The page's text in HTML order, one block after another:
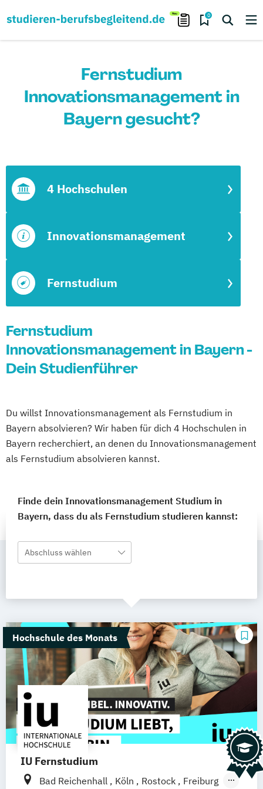
0
Fernstudium
Innovationsmanagement in
Bayern gesucht?
Fernstudium
Innovationsmanagement
4 Hochschulen
Fernstudium
Innovationsmanagement in Bayern -
Dein Studienführer
Du willst Innovationsmanagement als Fernstudium in
Bayern absolvieren? Wir haben für dich 4 Hochschulen in
Bayern recherchiert, an denen du Innovationsmanagement
als Fernstudium absolvieren kannst.
Finde dein Innovationsmanagement Studium in
Bayern, dass du als Fernstudium studieren kannst:
Abschluss wählen
Hochschule des Monats
IU Fernstudium
Bad Reichenhall Köln Rostock
Freiburg